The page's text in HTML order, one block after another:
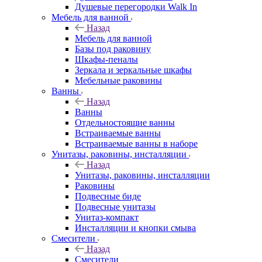
Душевые перегородки Walk In
Мебель для ванной
Назад
Мебель для ванной
Базы под раковину
Шкафы-пеналы
Зеркала и зеркальные шкафы
Мебельные раковины
Ванны
Назад
Ванны
Отдельностоящие ванны
Встраиваемые ванны
Встраиваемые ванны в наборе
Унитазы, раковины, инсталляции
Назад
Унитазы, раковины, инсталляции
Раковины
Подвесные биде
Подвесные унитазы
Унитаз-компакт
Инсталляции и кнопки смыва
Смесители
Назад
Смесители